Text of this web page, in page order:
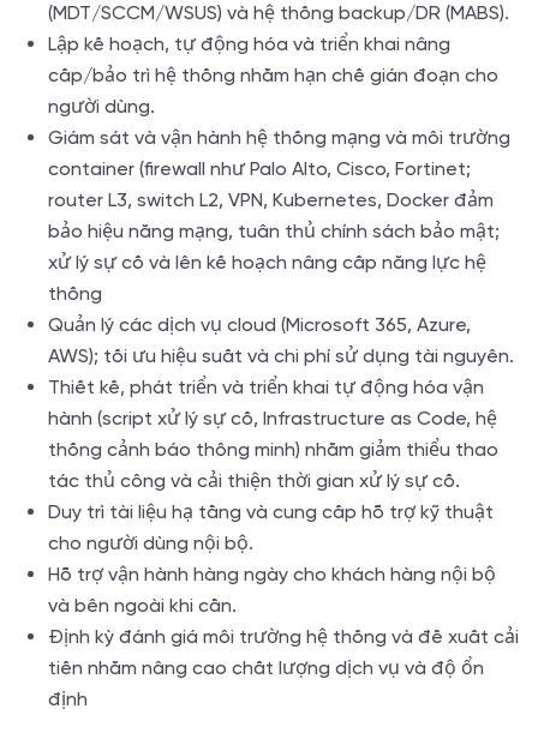
(MDT/SCCM/WSUS) và hệ thống backup/DR (MABS).
Lập kế hoạch, tự động hóa và triển khai nâng
cấp/bảo trì hệ thống nhằm hạn chế gián đoạn cho
người dùng.
Giám sát và vận hành hệ thống mạng và môi trường
container (firewall như Palo Alto, Cisco, Fortinet;
router L3, switch L2, VPN, Kubernetes, Docker đảm
bảo hiệu năng mạng, tuân thủ chính sách bảo mật;
xử lý sự cố và lên kế hoạch nâng cấp năng lực hệ
thống
Quản lý các dịch vụ cloud (Microsoft 365, Azure,
AWS); tối ưu hiệu suất và chi phí sử dụng tài nguyên.
Thiết kế, phát triển và triển khai tự động hóa vận
hành (script xử lý sự cố, Infrastructure as Code, hệ
thống cảnh báo thông minh) nhằm giảm thiểu thao
tác thủ công và cải thiện thời gian xử lý sự cố.
Duy trì tài liệu hạ tầng và cung cấp hỗ trợ kỹ thuật
cho người dùng nội bộ.
Hỗ trợ vận hành hàng ngày cho khách hàng nội bộ
và bên ngoài khi cần.
Định kỳ đánh giá môi trường hệ thống và đề xuất cải
tiến nhằm nâng cao chất lượng dịch vụ và độ ổn
định